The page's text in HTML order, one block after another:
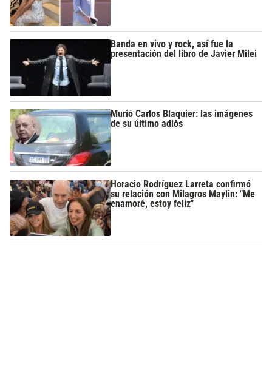
Banda en vivo y rock, así fue la
presentación del libro de Javier Milei
Murió Carlos Blaquier: las imágenes
de su último adiós
Horacio Rodríguez Larreta confirmó
su relación con Milagros Maylin: "Me
enamoré, estoy feliz"